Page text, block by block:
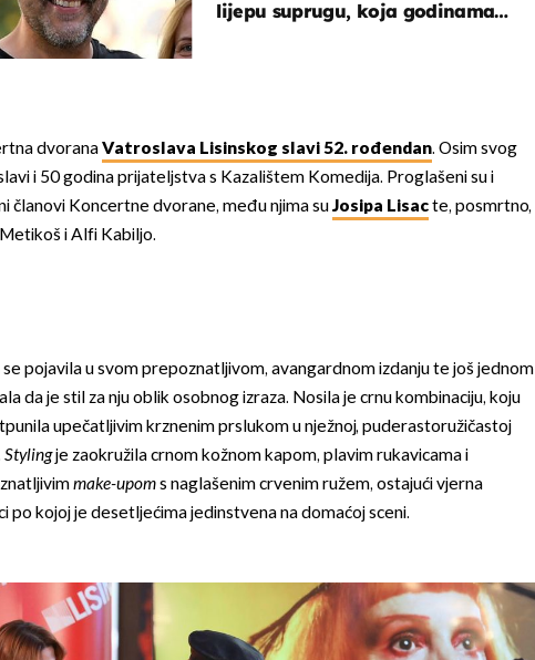
lijepu suprugu, koja godinama
dvoranaVatroslava Lisinskog slavi 52. rođendan. Osim svog
i 50 godina prijateljstva s Kazalištem Komedija. Proglašeni su i
članovi Koncertne dvorane, među njima suJosipa Lisacte, posmrtno,
i Alfi Kabiljo.
se pojavila u svom prepoznatljivom, avangardnom izdanju te još jednom
da je stil za nju oblik osobnog izraza. Nosila je crnu kombinaciju, koju
upečatljivim krznenim prslukom u nježnoj, puderastoružičastoj
Stylingje zaokružila crnom kožnom kapom, plavim rukavicama i
make-upoms naglašenim crvenim ružem, ostajući vjerna
po kojoj je desetljećima jedinstvena na domaćoj sceni.